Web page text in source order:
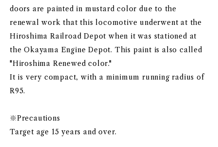
doors are painted in mustard color due to the
renewal work that this locomotive underwent at the
Hiroshima Railroad Depot when it was stationed at
the Okayama Engine Depot. This paint is also called
"Hiroshima Renewed color."
It is very compact, with a minimum running radius of
R95.
※Precautions
Target age 15 years and over.